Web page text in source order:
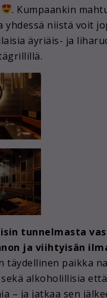
. Kumpaankin
yhdessä niistä voit
äyriäis- ja
tunnelmasta
ja viihtyisän
täydellinen paikka
alkoholillisia että
– ja jatkaa sen